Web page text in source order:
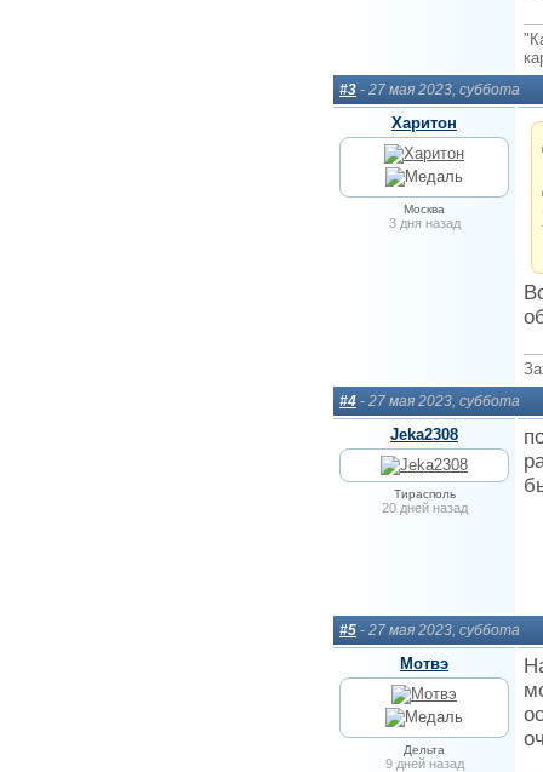
#3 - 27 мая 2023, суббота
Харитон
Москва
3 дня назад
#4 - 27 мая 2023, суббота
Jeka2308
Тирасполь
20 дней назад
#5 - 27 мая 2023, суббота
Мотвэ
Дельта
9 дней назад